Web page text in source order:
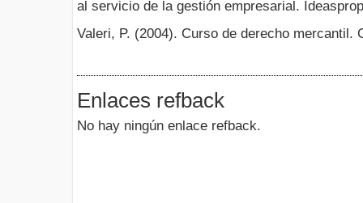
al servicio de la gestión empresarial.
Valeri, P. (2004). Curso de derecho mercantil.
Enlaces refback
No hay ningún enlace refback.